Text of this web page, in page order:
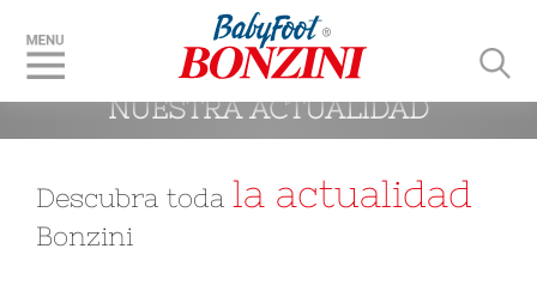
NUESTRA ACTUALIDAD
Descubra toda la actualidad
Bonzini